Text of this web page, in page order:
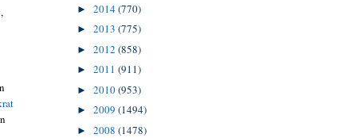
► 2014(770)
► 2013 (775)
► 2012 (858)
► 2011 (911)
► 2010(953)
► 2009 (1494)
► 2008 (1478)